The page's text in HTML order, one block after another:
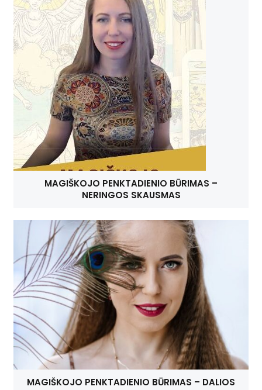
MAGIŠKOJO PENKTADIENIO BŪRIMAS –
NERINGOS SKAUSMAS
MAGIŠKOJO PENKTADIENIO BŪRIMAS – DALIOS